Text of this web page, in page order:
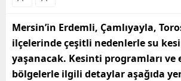
Mersin’in Erdemli, Çamlıyayla,
ilçelerinde çeşitli nedenlerle su
yaşanacak. Kesinti programları ve
bölgelerle ilgili detaylar aşağıda